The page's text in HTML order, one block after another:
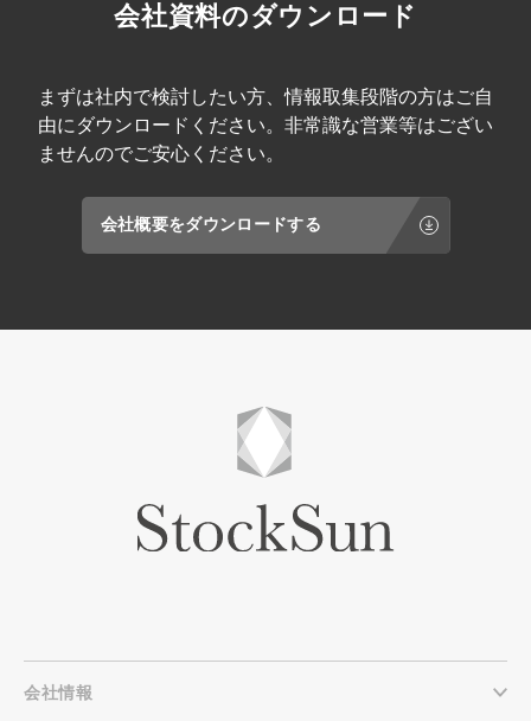
会社資料のダウンロード
まずは社内で検討したい方、情報取集段階の方はご自
由にダウンロードください。非常識な営業等はござい
ませんのでご安心ください。
会社概要をダウンロードする
会社情報